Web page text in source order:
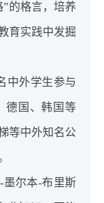
的格言，培养
育实践中发掘
中外学生参与
德国、韩国等
等中外知名公
墨尔本-布里斯